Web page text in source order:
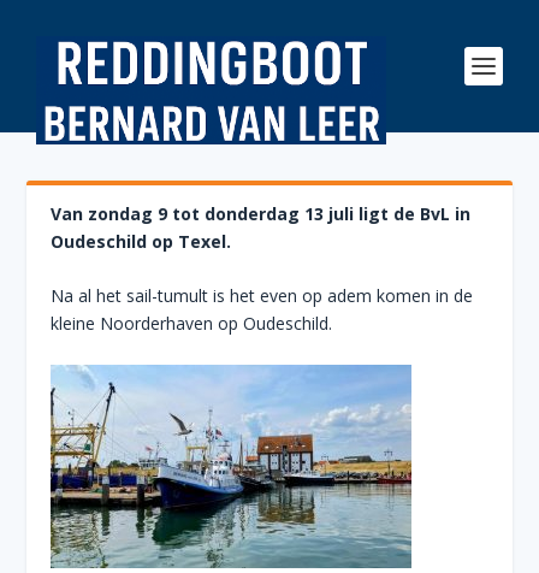
Van zondag 9 tot donderdag 13 juli ligt de BvL in
Oudeschild op Texel.
Na al het sail-tumult is het even op adem komen in de
kleine Noorderhaven op Oudeschild.